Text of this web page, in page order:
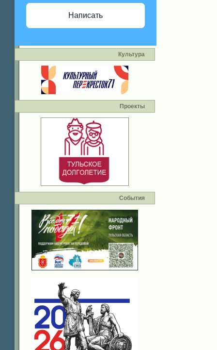
Написать
Культура
Проекты
События